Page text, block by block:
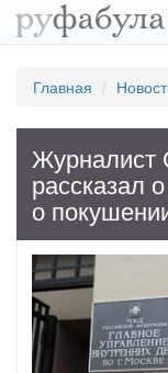
Главная
Журналист
рассказал
о